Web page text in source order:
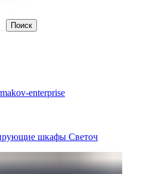
Поиск
шкафы Светоч